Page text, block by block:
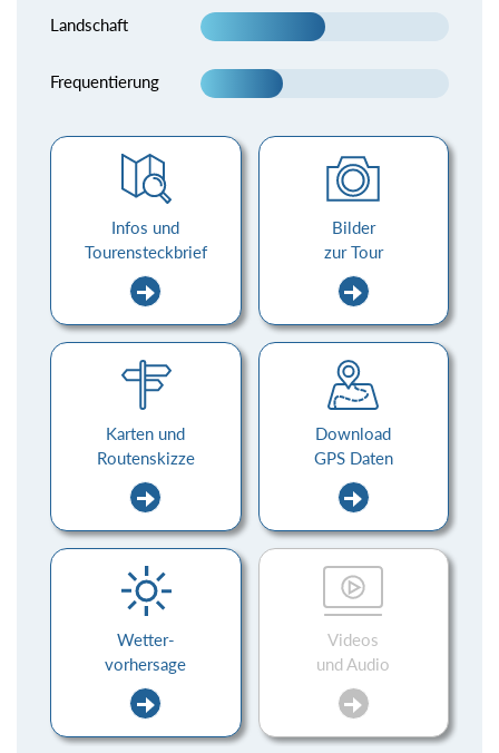
Landschaft
Frequentierung
Infos und
Tourensteckbrief
Bilder
zur Tour
Karten und
Routenskizze
Download
GPS Daten
Wetter-
vorhersage
Videos
und Audio